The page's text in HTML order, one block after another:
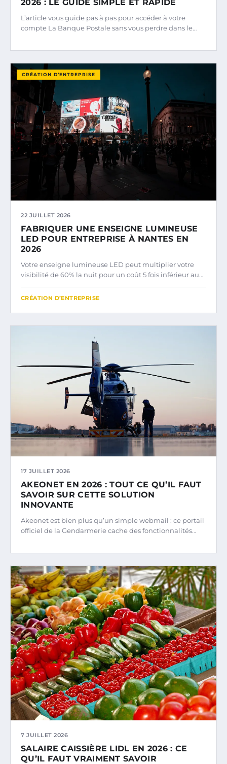
2026 : LE GUIDE SIMPLE ET RAPIDE
L’article vous guide pas à pas pour accéder à votre
compte La Banque Postale sans vous perdre dans le…
CRÉATION D’ENTREPRISE
22 JUILLET 2026
FABRIQUER UNE ENSEIGNE LUMINEUSE
LED POUR ENTREPRISE À NANTES EN
2026
Votre enseigne lumineuse LED peut multiplier votre
visibilité de 60% la nuit pour un coût 5 fois inférieur au…
CRÉATION D’ENTREPRISE
17 JUILLET 2026
AKEONET EN 2026 : TOUT CE QU’IL FAUT
SAVOIR SUR CETTE SOLUTION
INNOVANTE
Akeonet est bien plus qu’un simple webmail : ce portail
officiel de la Gendarmerie cache des fonctionnalités…
7 JUILLET 2026
SALAIRE CAISSIÈRE LIDL EN 2026 : CE
QU’IL FAUT VRAIMENT SAVOIR